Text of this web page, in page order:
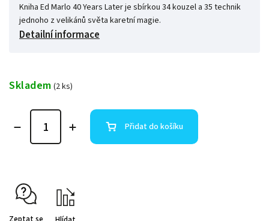
Kniha Ed Marlo 40 Years Later je sbírkou 34 kouzel a 35 technik
jednoho z velikánů světa karetní magie.
Detailní informace
Skladem (2 ks)
Přidat do košíku